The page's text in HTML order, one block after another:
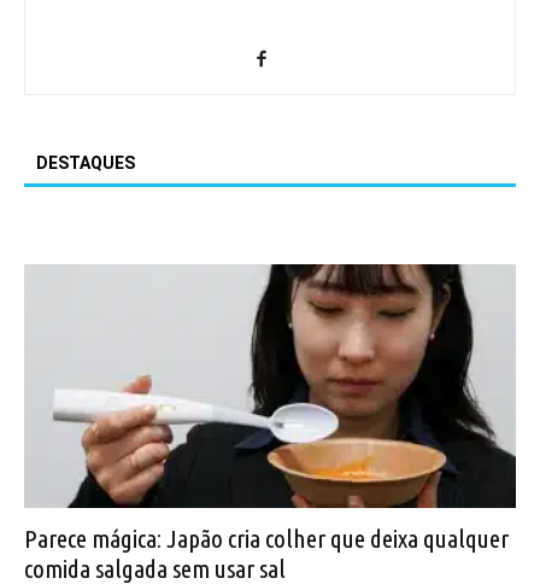
DESTAQUES
Parece mágica: Japão cria colher que deixa qualquer
comida salgada sem usar sal